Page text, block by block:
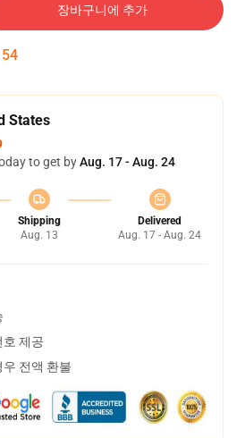
장바구니에 추가
54
States
to get byAug. 17 - Aug. 24
Shipping
Aug. 13
Delivered
Aug. 17 - Aug. 24
호 제공
전액 환불